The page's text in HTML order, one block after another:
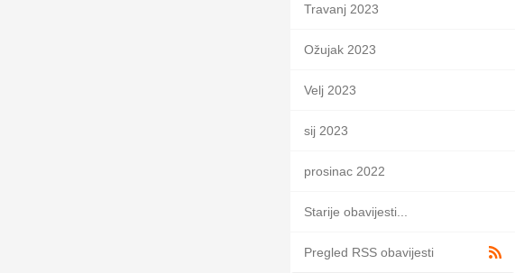
Travanj 2023
Ožujak 2023
Velj 2023
sij 2023
prosinac 2022
Starije obavijesti...
Pregled RSS obavijesti